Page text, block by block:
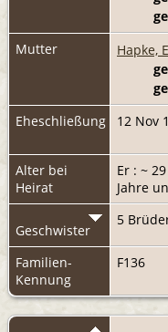
Mutter
Hapke,
Eheschließung
12 Nov
Alter bei
Heirat
Er : ~
Jahre
Geschwister
5
Familien-
Kennung
F136